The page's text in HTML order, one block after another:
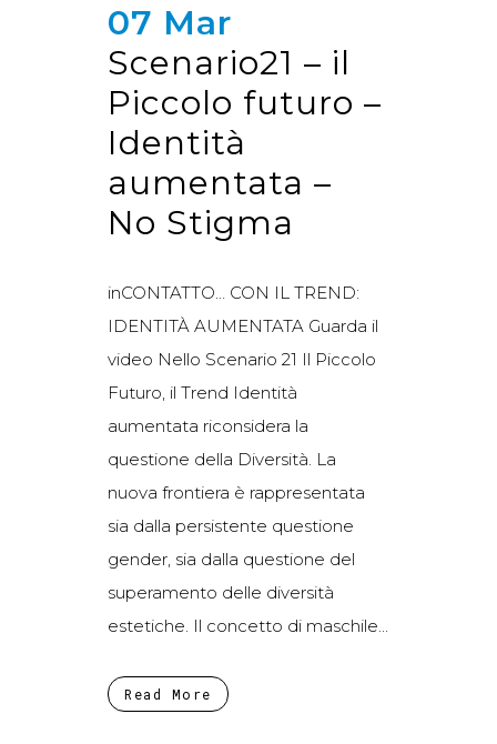
07 Mar
Scenario21 – il
Piccolo futuro –
Identità
aumentata –
No Stigma
inCONTATTO… CON IL TREND:
IDENTITÀ AUMENTATA Guarda il
video Nello Scenario 21 Il Piccolo
Futuro, il Trend Identità
aumentata riconsidera la
questione della Diversità. La
nuova frontiera è rappresentata
sia dalla persistente questione
gender, sia dalla questione del
superamento delle diversità
estetiche. Il concetto di maschile...
Read More